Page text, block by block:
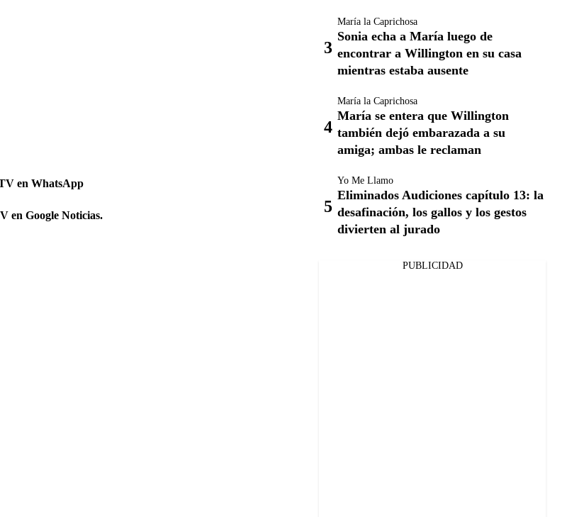
en WhatsApp
en Google Noticias.
María la Caprichosa
Sonia echa a María luego de
encontrar a Willington en su casa
mientras estaba ausente
María la Caprichosa
María se entera que Willington
también dejó embarazada a su
amiga; ambas le reclaman
Yo Me Llamo
Eliminados Audiciones capítulo 13: la
desafinación, los gallos y los gestos
divierten al jurado
PUBLICIDAD